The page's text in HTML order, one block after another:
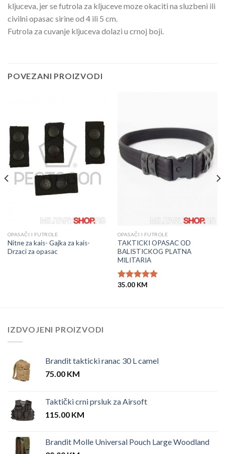
kljuceva, jer se futrola za kljuceve moze okaciti na sluzbeni ili
civilni opasac sirine od 4 ili 5 cm.
Futrola za cuvanje kljuceva dolazi u crnoj boji.
POVEZANI PROIZVODI
OPASAČI I FUTROLE
Nitne za kais- Gajka za kais-
Drzaci za opasac
OPASAČI I FUTROLE
TAKTICKI OPASAC OD
BALISTICKOG PLATNA
MILITARIA
Ocjenjeno
35.00 KM
IZDVOJENI PROIZVODI
Brandit takticki ranac 30 L camel
75.00 KM
Taktički crni prsluk za Airsoft
115.00 KM
Brandit Molle Universal Pouch Large Woodland